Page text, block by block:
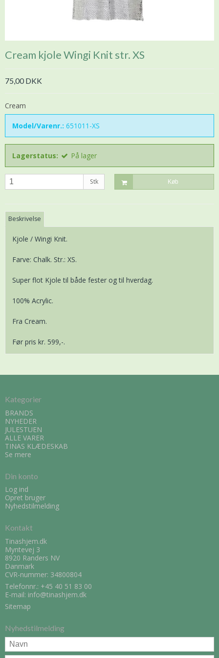
Cream kjole Wingi Knit str. XS
75,00 DKK
Cream
Model/Varenr.: 651011-XS
Lagerstatus: På lager
Stk Køb
Beskrivelse
Kjole / Wingi Knit.
Farve: Chalk. Str.: XS.
Super flot Kjole til både fester og til hverdag.
100% Acrylic.
Fra Cream.
Før pris kr. 599,-.
Kategorier
BRANDS
NYHEDER
JULESTUEN
ALLE VARER
TINAS KLÆDESKAB
Se mere
Din konto
Log ind
Opret bruger
Nyhedstilmelding
Kontakt
Tinashjem.dk
Myntevej 3
8920 Randers NV
Danmark
CVR-nummer: 34800804
Telefonnr.: +45 40 51 83 00
E-mail: info@tinashjem.dk
Sitemap
Nyhedstilmelding